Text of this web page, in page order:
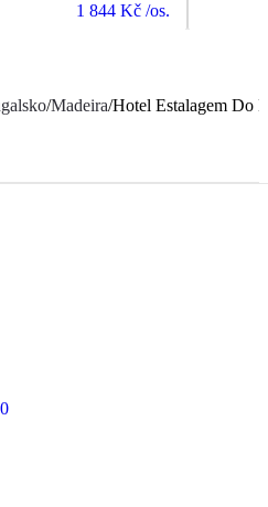
1 844 Kč /os.
/Madeira/Hotel Estalagem Do